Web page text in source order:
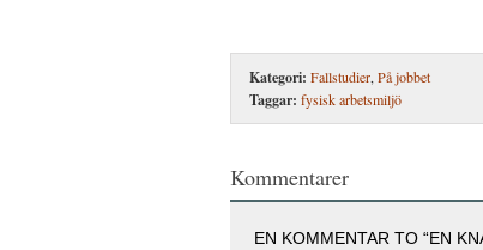
Kategori: Fallstudier På jobbet
Taggar: fysisk arbetsmiljö
Kommentarer
EN KOMMENTAR TO “EN